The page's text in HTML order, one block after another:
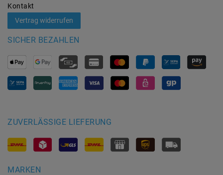
Kontakt
Vertrag widerrufen
SICHER BEZAHLEN
ZUVERLÄSSIGE LIEFERUNG
MARKEN